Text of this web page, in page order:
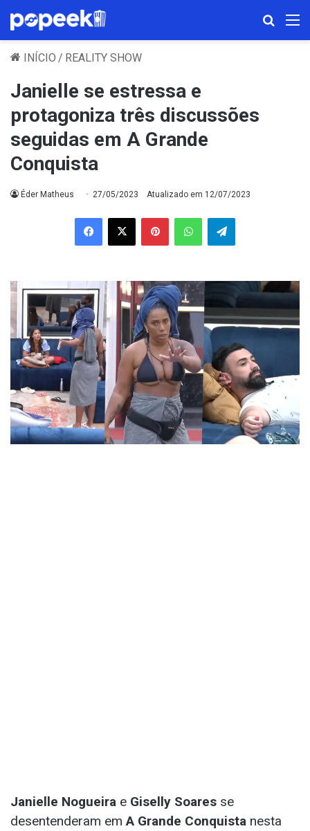
INÍCIO / REALITY SHOW
Janielle se estressa e
protagoniza três discussões
seguidas em A Grande
Conquista
Éder Matheus 27/05/2023 Atualizado em 12/07/2023
Facebook
X PinterestWhatsAppTelegram
Janielle Nogueira e Giselly Soares se
desentenderam emA Grande Conquista nesta